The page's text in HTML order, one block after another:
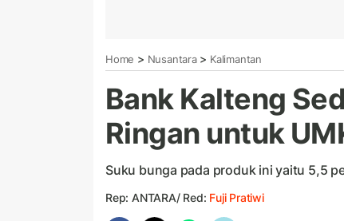
Home > Nusantara> Kalimantan
Bank Kalteng
Ringan untuk
Suku bunga pada produk ini yaitu 5,5
Rep: ANTARA/ Red: Fuji Pratiwi